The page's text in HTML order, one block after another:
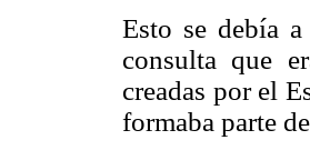
Esto se debía
consulta que
creadas por el
formaba parte